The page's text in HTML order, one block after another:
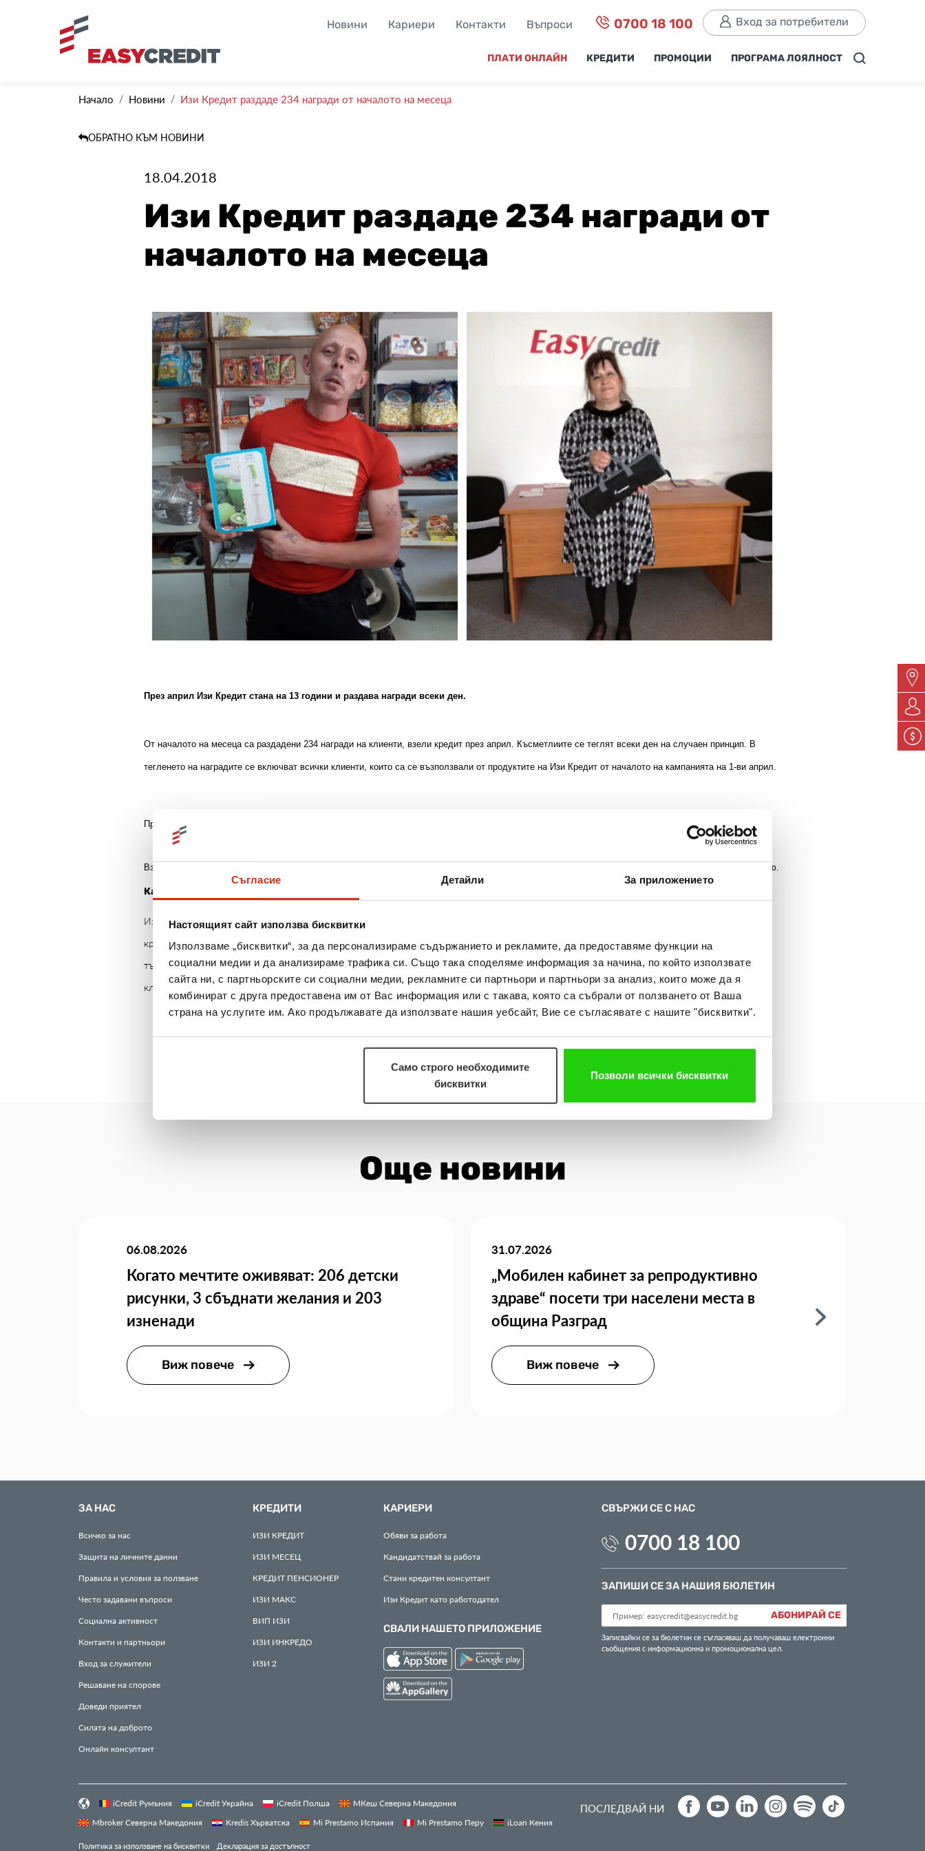
Съгласие Детайли За приложението
Настоящият сайт използва бисквитки
Използваме „бисквитки“, за да персонализираме съдържанието и рекламите, да предоставяме функции на
социални медии и да анализираме трафика си. Също така споделяме информация за начина, по който използвате
сайта ни, с партньорските си социални медии, рекламните си партньори и партньори за анализ, които може да я
комбинират с друга предоставена им от Вас информация или с такава, която са събрали от ползването от Ваша
страна на услугите им. Ако продължавате да използвате нашия уебсайт, Вие се съгласявате с нашите "бисквитки".
Само строго необходимите
бисквитки
Позволи всички бисквитки
Новини Кариери Контакти Въпроси 0700 18 100 Вход за потребители
ПЛАТИ ОНЛАЙН КРЕДИТИ ПРОМОЦИИ ПРОГРАМА ЛОЯЛНОСТ
Начало Новини Изи Кредит раздаде 234 награди от началото на месеца
ОБРАТНО КЪМ НОВИНИ
18.04.2018
Изи Кредит раздаде 234 награди от
началото на месеца
През април Изи Кредит стана на 13 години и раздава награди всеки ден.
От началото на месеца са раздадени 234 награди на клиенти, взели кредит през април. Късметлиите се теглят всеки ден на случаен принцип. В
тегленето на наградите се включват всички клиенти, които са се възползвали от продуктите на Изи Кредит от началото на кампанията на 1-ви април.
Промоцията продължава до края на месеца. Предстои да бъдат раздадени още 156 Изи Кредит награди.
Вземете кредит от Изи Кредит през периодa 01.04.–30.04.2018 г. и може да спечелите тостер преса, пастор, миксер, цитрус преса или сет за барбекю.
Какво се случи през тези 13 години
Изи Кредит e една от най-динамично развиващите се небанкови финансови институции в България, специализирана в отпускането на
краткосрочни кредити. От 2005 г. насам компанията ни е отпуснала близо 2 млн. кредита на 500 хил. клиента. Компанията е развила
търговска мрежа с над 3 500 служители и кредитни консултанти в над 185 офиса в цялата страна и е спечелила доверието на много
клиенти през тези 13 години.
Още новини
06.08.2026
Когато мечтите оживяват: 206 детски
рисунки, 3 сбъднати желания и 203
изненади
Виж повече
31.07.2026
„Мобилен кабинет за репродуктивно
здраве“ посети три населени места в
община Разград
Виж повече
ЗА НАС
Всичко за нас
Защита на личните данни
Правила и условия за ползване
Често задавани въпроси
Социална активност
Контакти и партньори
Вход за служители
Решаване на спорове
Доведи приятел
Силата на доброто
Онлайн консултант
КРЕДИТИ
ИЗИ КРЕДИТ
ИЗИ МЕСЕЦ
КРЕДИТ ПЕНСИОНЕР
ИЗИ МАКС
ВИП ИЗИ
ИЗИ ИНКРЕДО
ИЗИ 2
КАРИЕРИ
Обяви за работа
Кандидатствай за работа
Стани кредитен консултант
Изи Кредит като работодател
СВАЛИ НАШЕТО ПРИЛОЖЕНИЕ
СВЪРЖИ СЕ С НАС
0700 18 100
ЗАПИШИ СЕ ЗА НАШИЯ БЮЛЕТИН
АБОНИРАЙ СЕ
Записвайки се за бюлетин се съгласяваш да получаваш електронни
съобщения с информационна и промоционална цел.
iCredit Румъния iCredit Украйна iCredit Полша
МКеш Северна Македония
Mbroker Северна Македония
Kredis Хърватска Mi Prestamo Испания Mi Prestamo Перу iLoan Кения
Политика за използване на бисквитки Декларация за достъпност
ПОСЛЕДВАЙ НИ